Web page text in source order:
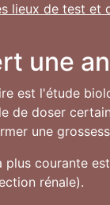
lieux de test et
une
est l'étude
de doser
une
plus courante
rénale).